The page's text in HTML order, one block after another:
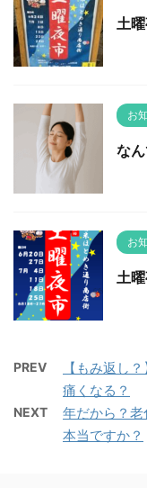
土
お
な
お
土
PREV
【もみ返し
痛くなる？
NEXT
年だから？
本当ですか？